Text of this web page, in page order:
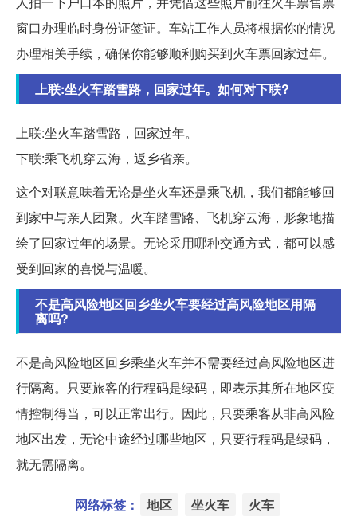
窗口办理临时身份证签证。车站工作人员将根据你的情况
办理相关手续，确保你能够顺利购买到火车票回家过年。
上联:坐火车踏雪路，回家过年。如何对下联?
上联:坐火车踏雪路，回家过年。
下联:乘飞机穿云海，返乡省亲。
这个对联意味着无论是坐火车还是乘飞机，我们都能够回
到家中与亲人团聚。火车踏雪路、飞机穿云海，形象地描
绘了回家过年的场景。无论采用哪种交通方式，都可以感
受到回家的喜悦与温暖。
不是高风险地区回乡坐火车要经过高风险地区用隔
离吗?
不是高风险地区回乡乘坐火车并不需要经过高风险地区进
行隔离。只要旅客的行程码是绿码，即表示其所在地区疫
情控制得当，可以正常出行。因此，只要乘客从非高风险
地区出发，无论中途经过哪些地区，只要行程码是绿码，
就无需隔离。
网络标签： 地区 坐火车 火车